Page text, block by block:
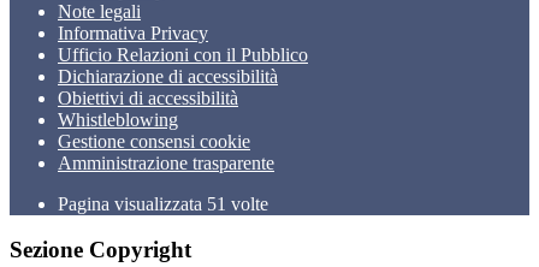
Note legali
Informativa Privacy
Ufficio Relazioni con il Pubblico
Dichiarazione di accessibilità
Obiettivi di accessibilità
Whistleblowing
Gestione consensi cookie
Amministrazione trasparente
Pagina visualizzata 51 volte
Sezione Copyright